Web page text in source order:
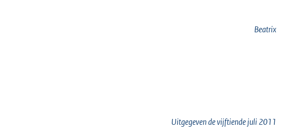
Beatrix
Uitgegeven devijftiendejuli 2011